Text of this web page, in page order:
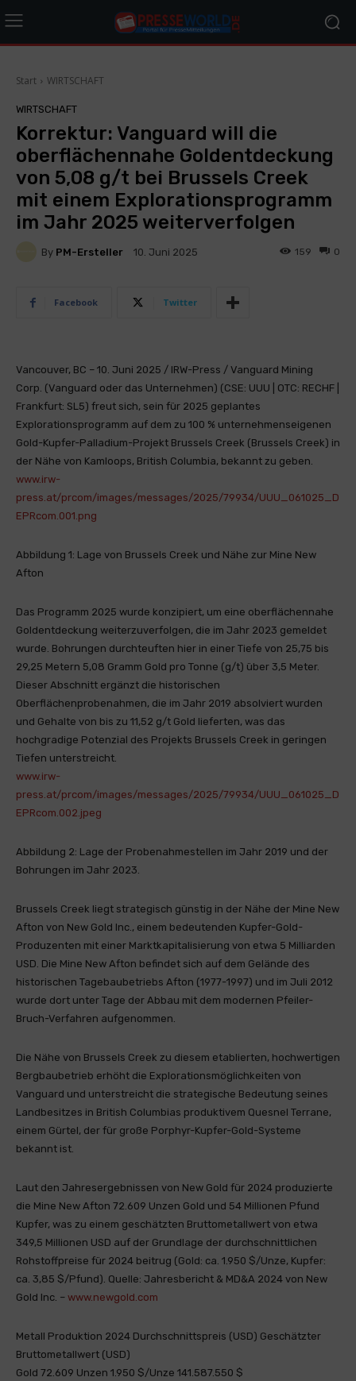
Start WIRTSCHAFT
WIRTSCHAFT
Korrektur: Vanguard will die
oberflächennahe Goldentdeckung
von 5,08 g/t bei Brussels Creek
mit einem Explorationsprogramm
im Jahr 2025 weiterverfolgen
By PM-Ersteller 10. Juni 2025 0
159
Facebook Twitter
Vancouver, BC – 10. Juni 2025 / IRW-Press / Vanguard Mining
Corp. (Vanguard oder das Unternehmen) (CSE: UUU | OTC: RECHF |
Frankfurt: SL5) freut sich, sein für 2025 geplantes
Explorationsprogramm auf dem zu 100 % unternehmenseigenen
Gold-Kupfer-Palladium-Projekt Brussels Creek (Brussels Creek) in
der Nähe von Kamloops, British Columbia, bekannt zu geben.
www.irw-
press.at/prcom/images/messages/2025/79934/UUU_061025_D
EPRcom.001.png
Abbildung 1: Lage von Brussels Creek und Nähe zur Mine New
Afton
Das Programm 2025 wurde konzipiert, um eine oberflächennahe
Goldentdeckung weiterzuverfolgen, die im Jahr 2023 gemeldet
wurde. Bohrungen durchteuften hier in einer Tiefe von 25,75 bis
29,25 Metern 5,08 Gramm Gold pro Tonne (g/t) über 3,5 Meter.
Dieser Abschnitt ergänzt die historischen
Oberflächenprobenahmen, die im Jahr 2019 absolviert wurden
und Gehalte von bis zu 11,52 g/t Gold lieferten, was das
hochgradige Potenzial des Projekts Brussels Creek in geringen
Tiefen unterstreicht.
www.irw-
press.at/prcom/images/messages/2025/79934/UUU_061025_D
EPRcom.002.jpeg
Abbildung 2: Lage der Probenahmestellen im Jahr 2019 und der
Bohrungen im Jahr 2023.
Brussels Creek liegt strategisch günstig in der Nähe der Mine New
Afton von New Gold Inc., einem bedeutenden Kupfer-Gold-
Produzenten mit einer Marktkapitalisierung von etwa 5 Milliarden
USD. Die Mine New Afton befindet sich auf dem Gelände des
historischen Tagebaubetriebs Afton (1977-1997) und im Juli 2012
wurde dort unter Tage der Abbau mit dem modernen Pfeiler-
Bruch-Verfahren aufgenommen.
Die Nähe von Brussels Creek zu diesem etablierten, hochwertigen
Bergbaubetrieb erhöht die Explorationsmöglichkeiten von
Vanguard und unterstreicht die strategische Bedeutung seines
Landbesitzes in British Columbias produktivem Quesnel Terrane,
einem Gürtel, der für große Porphyr-Kupfer-Gold-Systeme
bekannt ist.
Laut den Jahresergebnissen von New Gold für 2024 produzierte
die Mine New Afton 72.609 Unzen Gold und 54 Millionen Pfund
Kupfer, was zu einem geschätzten Bruttometallwert von etwa
349,5 Millionen USD auf der Grundlage der durchschnittlichen
Rohstoffpreise für 2024 beitrug (Gold: ca. 1.950 $/Unze, Kupfer:
ca. 3,85 $/Pfund). Quelle: Jahresbericht & MD&A 2024 von New
Gold Inc. – www.newgold.com
Metall Produktion 2024 Durchschnittspreis (USD) Geschätzter
Bruttometallwert (USD)
Gold 72.609 Unzen 1.950 $/Unze 141.587.550 $